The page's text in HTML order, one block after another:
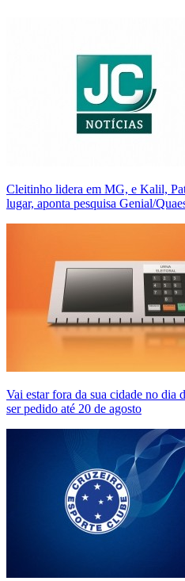
Cleitinho lidera em MG, e Kalil,
lugar, aponta pesquisa Genial/
Vai estar fora da sua cidade no dia
ser pedido até 20 de agosto